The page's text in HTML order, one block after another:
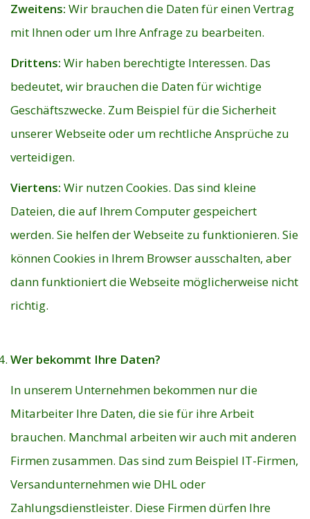
Zweitens: Wir brauchen die Daten für einen Vertrag
mit Ihnen oder um Ihre Anfrage zu bearbeiten.
Drittens: Wir haben berechtigte Interessen. Das
bedeutet, wir brauchen die Daten für wichtige
Geschäftszwecke. Zum Beispiel für die Sicherheit
unserer Webseite oder um rechtliche Ansprüche zu
verteidigen.
Viertens: Wir nutzen Cookies. Das sind kleine
Dateien, die auf Ihrem Computer gespeichert
werden. Sie helfen der Webseite zu funktionieren. Sie
können Cookies in Ihrem Browser ausschalten, aber
dann funktioniert die Webseite möglicherweise nicht
richtig.
Wer bekommt Ihre Daten?
In unserem Unternehmen bekommen nur die
Mitarbeiter Ihre Daten, die sie für ihre Arbeit
brauchen. Manchmal arbeiten wir auch mit anderen
Firmen zusammen. Das sind zum Beispiel IT-Firmen,
Versandunternehmen wie DHL oder
Zahlungsdienstleister. Diese Firmen dürfen Ihre